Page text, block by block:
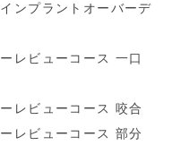
ンプラントオーバーデ
レビューコース 一口
レビューコース 咬合
レビューコース 部分